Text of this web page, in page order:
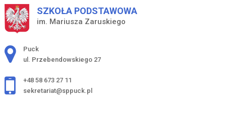
SZKOŁA PODSTAWOWA
im. Mariusza Zaruskiego
Adres pocztowy:
Puck
ul. Przebendowskiego 27
+48 58 673 27 11
sekretariat@sppuck.pl